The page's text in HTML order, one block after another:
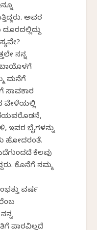
ಅವರ
ನನ್ನ
ಬಾಯೊಳಗೆ
ಮನೆಗೆ
ಸಾವಕಾರ
ವೇಳೆಯಲ್ಲಿ
ಇವರ ಬೈಗಳನ್ನು
ಹೋದರಂತೆ.
ಕೆಲವು
ಕೊನೆಗೆ ನಮ್ಮ
ವರ್ಷ
ಪಾರವಿಲ್ಲದೆ